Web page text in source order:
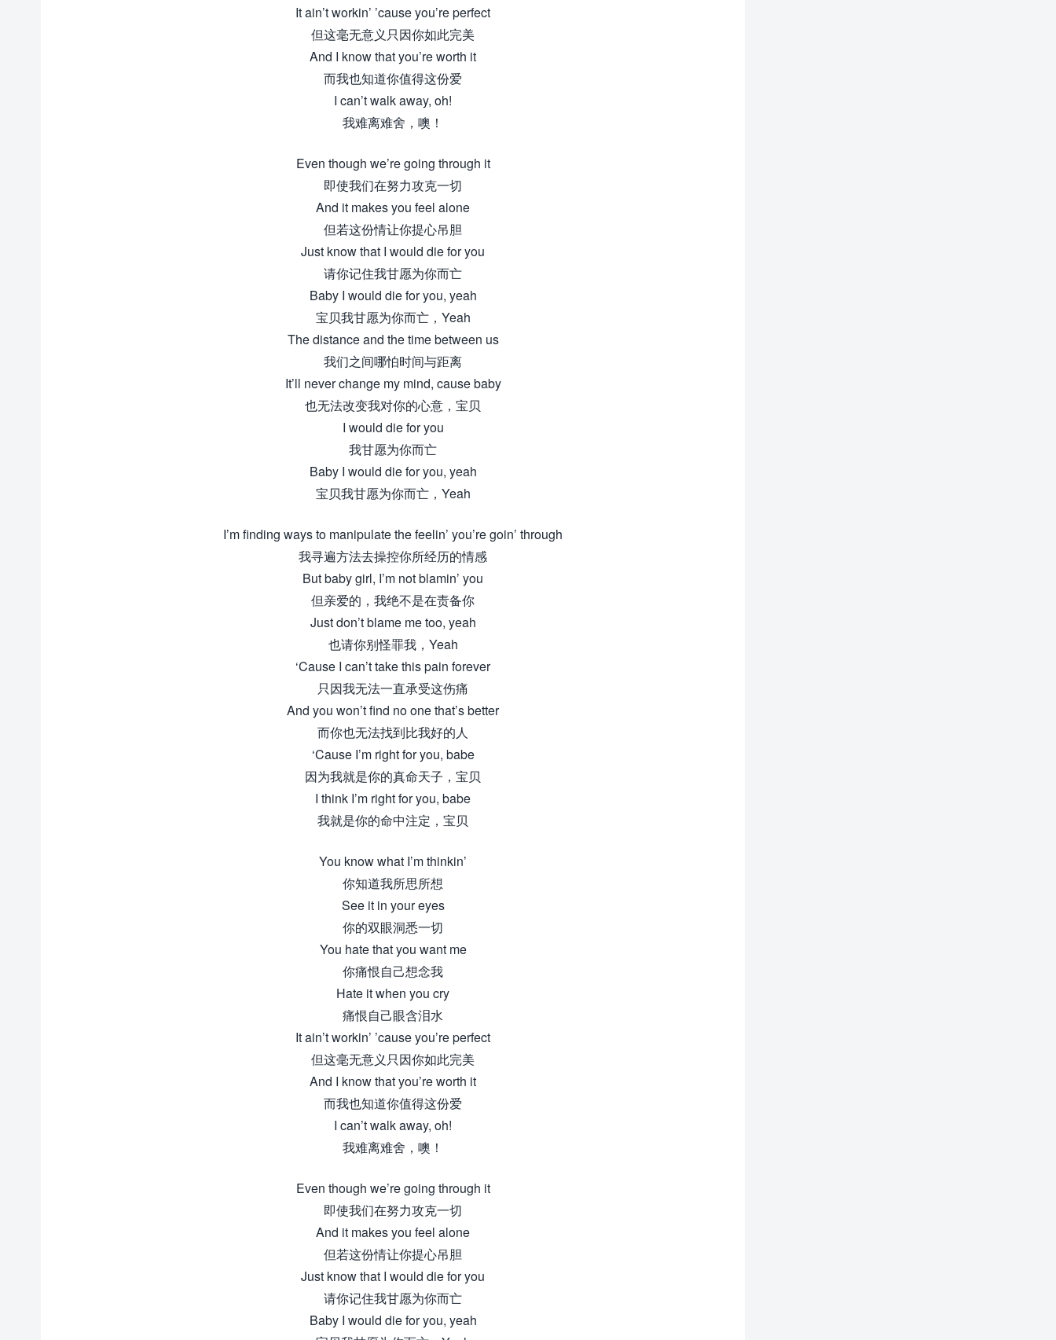
It ain’t workin’ ’cause you’re perfect
但这毫无意义只因你如此完美
And I know that you’re worth it
而我也知道你值得这份爱
I can’t walk away, oh!
我难离难舍，噢！
Even though we’re going through it
即使我们在努力攻克一切
And it makes you feel alone
但若这份情让你提心吊胆
Just know that I would die for you
请你记住我甘愿为你而亡
Baby I would die for you, yeah
宝贝我甘愿为你而亡，Yeah
The distance and the time between us
我们之间哪怕时间与距离
It’ll never change my mind, cause baby
也无法改变我对你的心意，宝贝
I would die for you
我甘愿为你而亡
Baby I would die for you, yeah
宝贝我甘愿为你而亡，Yeah
I’m finding ways to manipulate the feelin’ you’re goin’ through
我寻遍方法去操控你所经历的情感
But baby girl, I’m not blamin’ you
但亲爱的，我绝不是在责备你
Just don’t blame me too, yeah
也请你别怪罪我，Yeah
‘Cause I can’t take this pain forever
只因我无法一直承受这伤痛
And you won’t find no one that’s better
而你也无法找到比我好的人
‘Cause I’m right for you, babe
因为我就是你的真命天子，宝贝
I think I’m right for you, babe
我就是你的命中注定，宝贝
You know what I’m thinkin’
你知道我所思所想
See it in your eyes
你的双眼洞悉一切
You hate that you want me
你痛恨自己想念我
Hate it when you cry
痛恨自己眼含泪水
It ain’t workin’ ’cause you’re perfect
但这毫无意义只因你如此完美
And I know that you’re worth it
而我也知道你值得这份爱
I can’t walk away, oh!
我难离难舍，噢！
Even though we’re going through it
即使我们在努力攻克一切
And it makes you feel alone
但若这份情让你提心吊胆
Just know that I would die for you
请你记住我甘愿为你而亡
Baby I would die for you, yeah